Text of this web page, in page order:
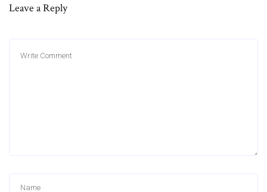
Leave a Reply